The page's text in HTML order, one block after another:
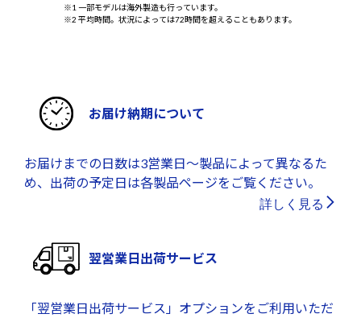
※1 一部モデルは海外製造も行っています。
※2 平均時間。状況によっては72時間を超えることもあります。
お届け納期について
お届けまでの日数は3営業日～製品によって異なるた
め、出荷の予定日は各製品ページをご覧ください。
詳しく見る
翌営業日出荷サービス
「翌営業日出荷サービス」オプションをご利用いただ